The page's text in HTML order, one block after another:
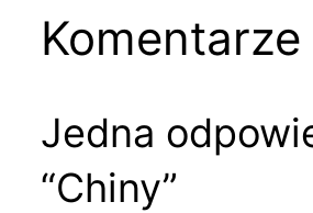
Komentarze
Jedna
“Chiny”